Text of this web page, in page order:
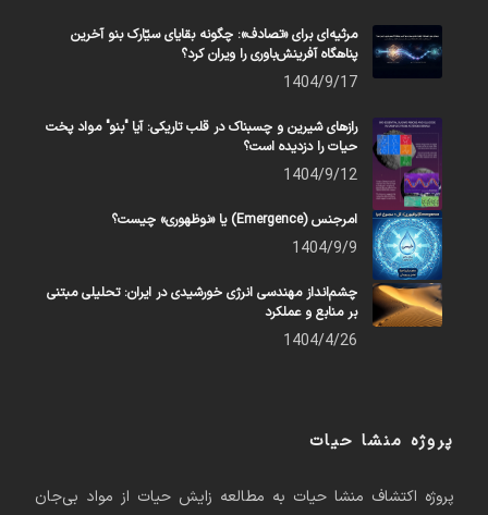
مرثیه‌ای برای «تصادف»: چگونه بقایای سیّارک بنو آخرین
پناهگاه آفرینش‌باوری را ویران کرد؟
1404/9/17
رازهای شیرین و چسبناک در قلب تاریکی: آیا "بنو" مواد پخت
حیات را دزدیده است؟
1404/9/12
امرجنس (Emergence) یا «نوظهوری» چیست؟
1404/9/9
چشم‌انداز مهندسی انرژی خورشیدی در ایران: تحلیلی مبتنی
بر منابع و عملکرد
1404/4/26
پروژه منشا حیات
پروژه اکتشاف منشا حیات به مطالعه زایش حیات از مواد بی‌جان